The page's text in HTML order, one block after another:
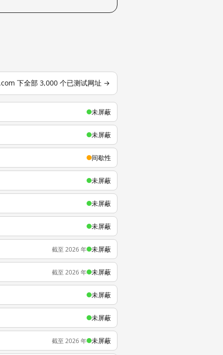
下全部 3,000 个已测试网址 →
未屏蔽
未屏蔽
间歇性
未屏蔽
未屏蔽
未屏蔽
截至 2026 年 未屏蔽
截至 2026 年 未屏蔽
未屏蔽
未屏蔽
截至 2026 年 未屏蔽